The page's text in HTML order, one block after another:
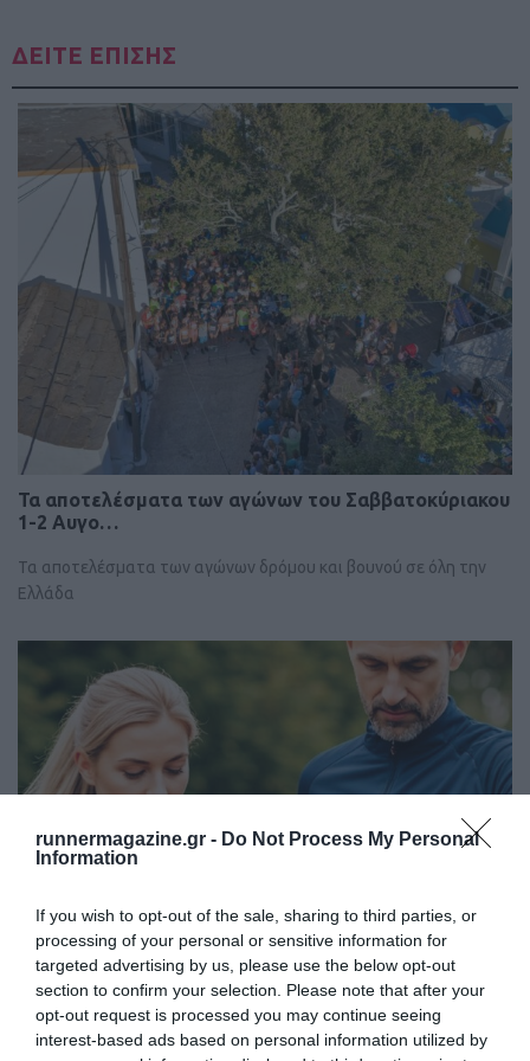
runnermagazine.gr - Do Not Process My Personal
Information
If you wish to opt-out of the sale, sharing to third parties, or
processing of your personal or sensitive information for
targeted advertising by us, please use the below opt-out
section to confirm your selection. Please note that after your
opt-out request is processed you may continue seeing
interest-based ads based on personal information utilized by
ΔΕΙΤΕ ΕΠΙΣΗΣ
Τα αποτελέσματα των αγώνων του Σαββατοκύριακου
1-2 Αυγο…
Τα αποτελέσματα των αγώνων δρόμου και βουνού σε όλη την
Ελλάδα
Kαταγραφή προπονητικού φορτίου για δρομείς